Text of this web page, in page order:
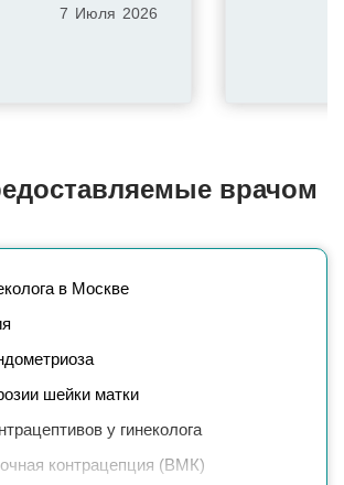
7 Июля 2026
врачом
в Москве
шейки матки
у гинеколога
контрацепция (ВМК)